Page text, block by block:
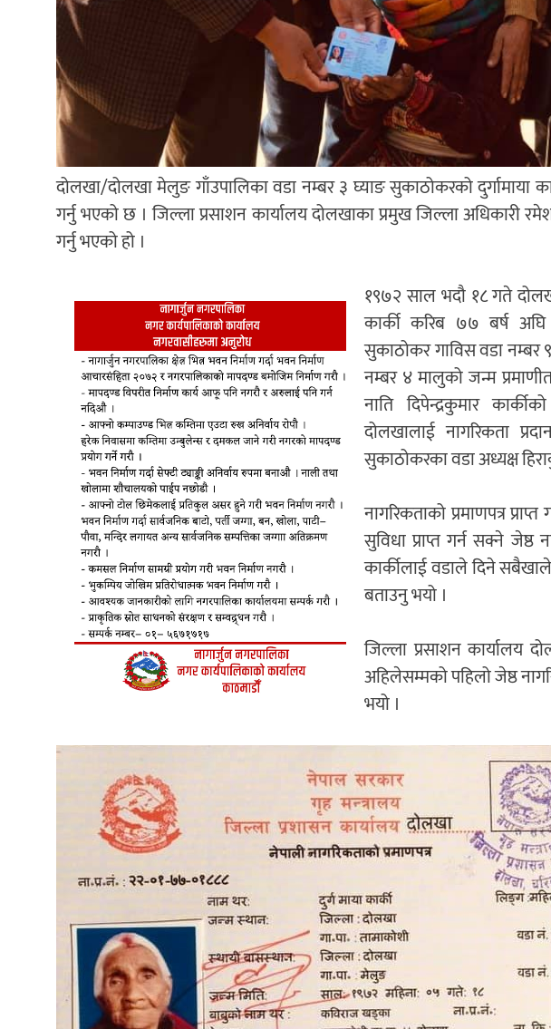
दोलखा/दोलखा मेलुङ गाँउपालिका वडा नम्बर ३ घ्याङ सुकाठोकरको दुर्गामाया
गर्नु भएको छ । जिल्ला प्रसाशन कार्यालय दोलखाका प्रमुख जिल्ला अधिकारी रमेश
गर्नु भएको हो ।
१९७२ साल भदौ १८ गते
कार्की करिब ७७ बर्ष अघि
सुकाठोकर गाविस वडा नम्बर
नम्बर ४ मालुको जन्म
नाति दिपेन्द्रकुमार
दोलखालाई नागरिकता
सुकाठोकरका वडा अध्यक्ष
नागरिकताको प्रमाणपत्र
सुविधा प्राप्त गर्न सक्ने जेष्ठ
कार्कीलाई वडाले दिने
बताउनु भयो ।
जिल्ला प्रसाशन कार्यालय
अहिलेसम्मको पहिलो जेष्ठ
भयो ।